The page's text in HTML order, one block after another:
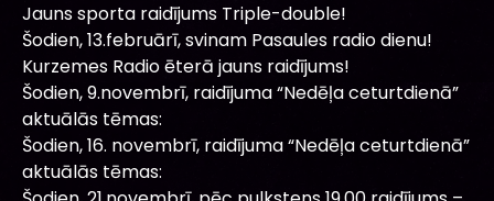
Jauns sporta raidījums Triple-double!
Šodien, 13.februārī, svinam Pasaules radio dienu!
Kurzemes Radio ēterā jauns raidījums!
Šodien, 9.novembrī, raidījuma “Nedēļa ceturtdienā”
aktuālās tēmas:
Šodien, 16. novembrī, raidījuma “Nedēļa ceturtdienā”
aktuālās tēmas: